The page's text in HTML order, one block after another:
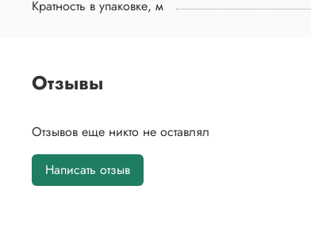
Кратность в упаковке, м
Отзывы
Отзывов еще никто не оставлял
Написать отзыв